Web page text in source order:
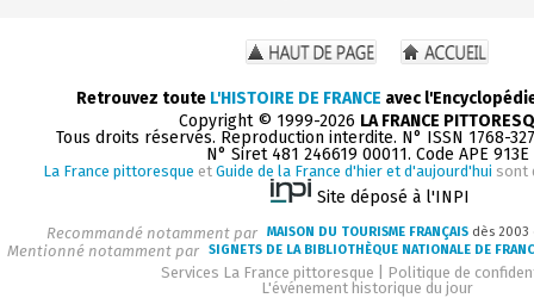
Retrouvez toute L'HISTOIRE DE FRANCE avec
Copyright © 1999-2026 LA FRANCE
Tous droits réservés. Reproduction interdite. N° ISSN 1768-
N° Siret 481 246619 00011. Code APE 913E
La France pittoresque et Guide de la France d'hier et d'aujourd'hui sont
Site déposé à l'INPI
Recommandé notamment par MAISON DU TOURISME FRANÇAIS dès
Mentionné notamment par SIGNETS DE LA BIBLIOTHÈQUE NATIONALE DE
Services La France pittoresque
Politique de
L'événement historique du jour